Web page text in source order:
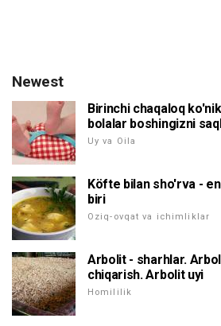
Newest
Birinchi chaqaloq
bolalar boshingizni
Uy va Oila
Köfte bilan sho'rva -
biri
Oziq-ovqat va ichimliklar
Arbolit - sharhlar.
chiqarish. Arbolit uyi
Homililik